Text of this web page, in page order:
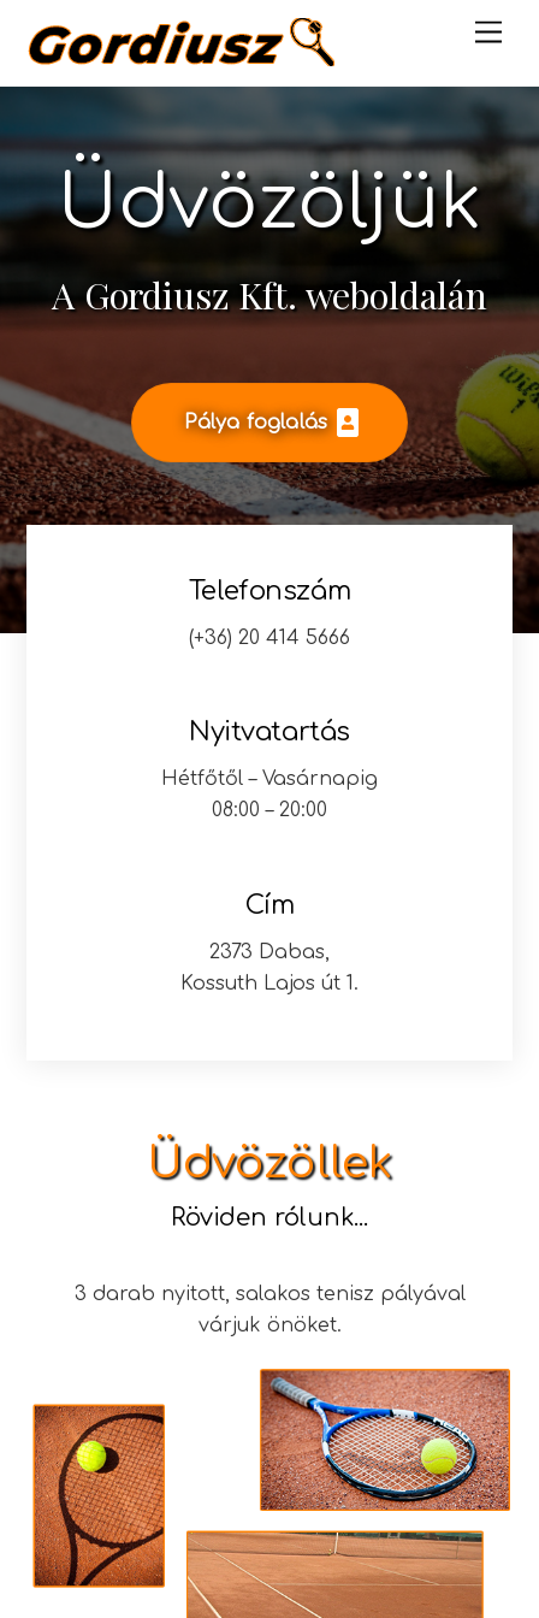
Üdvözöljük
A Gordiusz Kft. weboldalán
Pálya foglalás
Telefonszám
(+36) 20 414 5666
Nyitvatartás
Hétfőtől – Vasárnapig
08:00 – 20:00
Cím
2373 Dabas,
Kossuth Lajos út 1.
Üdvözöllek
Röviden rólunk...
3 darab nyitott, salakos tenisz pályával
várjuk önöket.